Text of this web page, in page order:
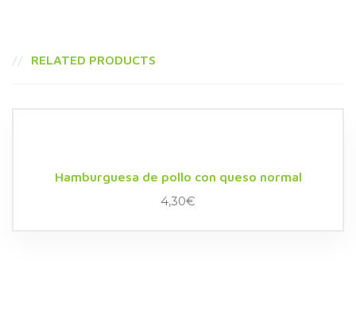
RELATED PRODUCTS
Hamburguesa de pollo con queso normal
4,30€